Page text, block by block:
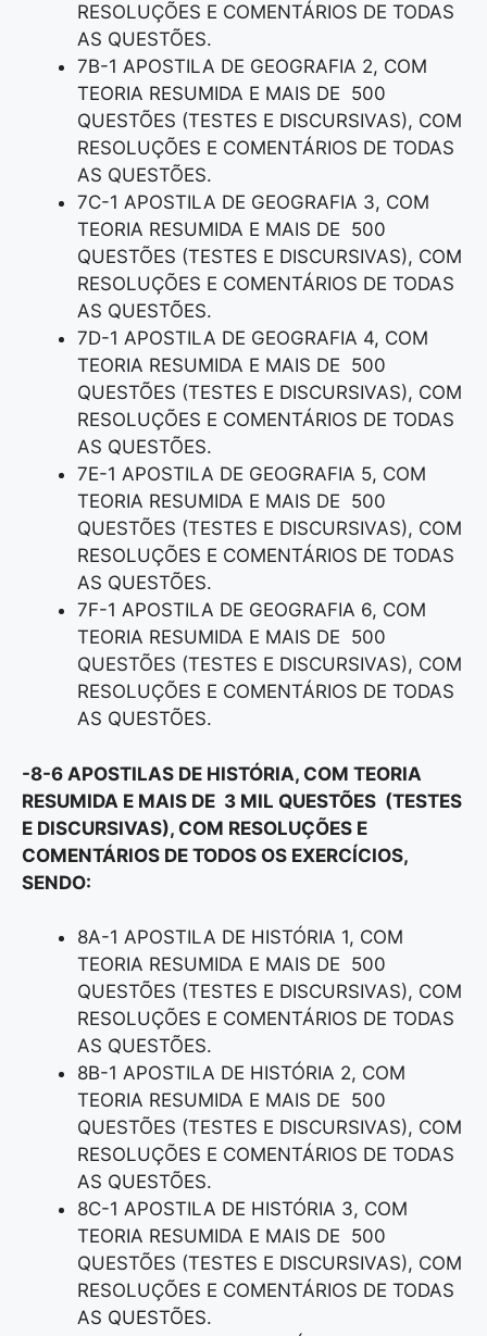
RESOLUÇÕES E COMENTÁRIOS DE TODAS
AS QUESTÕES.
7B-1 APOSTILA DE GEOGRAFIA 2, COM
TEORIA RESUMIDA E MAIS DE 500
QUESTÕES (TESTES E DISCURSIVAS), COM
RESOLUÇÕES E COMENTÁRIOS DE TODAS
AS QUESTÕES.
7C-1 APOSTILA DE GEOGRAFIA 3, COM
TEORIA RESUMIDA E MAIS DE 500
QUESTÕES (TESTES E DISCURSIVAS), COM
RESOLUÇÕES E COMENTÁRIOS DE TODAS
AS QUESTÕES.
7D-1 APOSTILA DE GEOGRAFIA 4, COM
TEORIA RESUMIDA E MAIS DE 500
QUESTÕES (TESTES E DISCURSIVAS), COM
RESOLUÇÕES E COMENTÁRIOS DE TODAS
AS QUESTÕES.
7E-1 APOSTILA DE GEOGRAFIA 5, COM
TEORIA RESUMIDA E MAIS DE 500
QUESTÕES (TESTES E DISCURSIVAS), COM
RESOLUÇÕES E COMENTÁRIOS DE TODAS
AS QUESTÕES.
7F-1 APOSTILA DE GEOGRAFIA 6, COM
TEORIA RESUMIDA E MAIS DE 500
QUESTÕES (TESTES E DISCURSIVAS), COM
RESOLUÇÕES E COMENTÁRIOS DE TODAS
AS QUESTÕES.
-8-6 APOSTILAS DE HISTÓRIA, COM TEORIA
RESUMIDA E MAIS DE 3 MIL QUESTÕES (TESTES
E DISCURSIVAS), COM RESOLUÇÕES E
COMENTÁRIOS DE TODOS OS EXERCÍCIOS,
SENDO:
8A-1 APOSTILA DE HISTÓRIA 1, COM
TEORIA RESUMIDA E MAIS DE 500
QUESTÕES (TESTES E DISCURSIVAS), COM
RESOLUÇÕES E COMENTÁRIOS DE TODAS
AS QUESTÕES.
8B-1 APOSTILA DE HISTÓRIA 2, COM
TEORIA RESUMIDA E MAIS DE 500
QUESTÕES (TESTES E DISCURSIVAS), COM
RESOLUÇÕES E COMENTÁRIOS DE TODAS
AS QUESTÕES.
8C-1 APOSTILA DE HISTÓRIA 3, COM
TEORIA RESUMIDA E MAIS DE 500
QUESTÕES (TESTES E DISCURSIVAS), COM
RESOLUÇÕES E COMENTÁRIOS DE TODAS
AS QUESTÕES.